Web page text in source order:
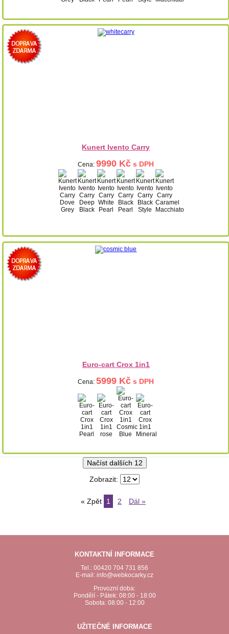
Kunert Ivento Carry
Cena:9990 Kč s DPH
Euro-cart Crox 1in1
Cena:5999 Kč s DPH
Načíst dalších 12
Zobrazit:
« Zpět 1 2 Dál »
KONTAKTNÍ INFORMACE
Tel.: 00420 704 731 856
E-mail: info@webkocarky.cz
Provozní doba:
Pondělí - Pátek: 08:00 - 18:00
Sobota: 08:00 - 12:00
UŽITEČNÉ INFORMACE